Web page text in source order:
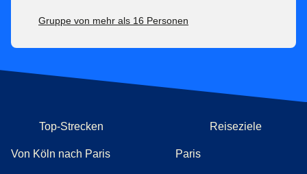
Gruppe von mehr als 16 Personen
Top-Strecken
Von Köln nach Paris
Reiseziele
Paris